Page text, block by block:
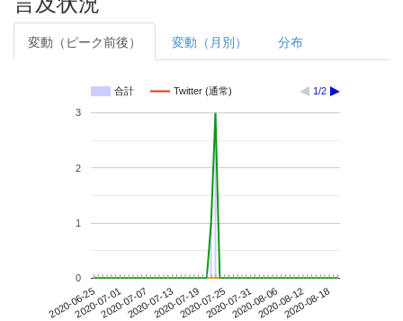
変動（ピーク前後） 変動（月別） 分布
合計 Twitter (通常) 1/2
2020-06-252020-07-012020-07-072020-07-132020-07-192020-07-252020-07-312020-08-062020-08-122020-08-18
0
1
2
3